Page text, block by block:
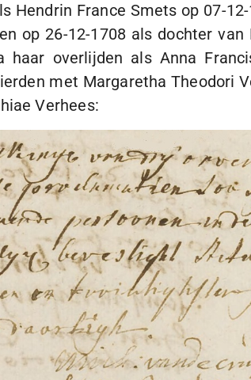
Hendrin France Smets op 07-
op 26-12-1708 als dochter van
haar overlijden als Anna
met Margaretha Theodori
Verhees: